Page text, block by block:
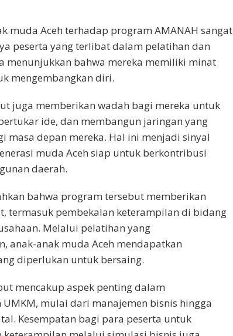
muda Aceh terhadap program AMANAH sangat
peserta yang terlibat dalam pelatihan dan
menunjukkan bahwa mereka memiliki minat
mengembangkan diri.
juga memberikan wadah bagi mereka untuk
ide, dan membangun jaringan yang
masa depan mereka. Hal ini menjadi sinyal
muda Aceh siap untuk berkontribusi
daerah.
bahwa program tersebut memberikan
termasuk pembekalan keterampilan di bidang
Melalui pelatihan yang
anak-anak muda Aceh mendapatkan
diperlukan untuk bersaing.
mencakup aspek penting dalam
UMKM, mulai dari manajemen bisnis hingga
Kesempatan bagi para peserta untuk